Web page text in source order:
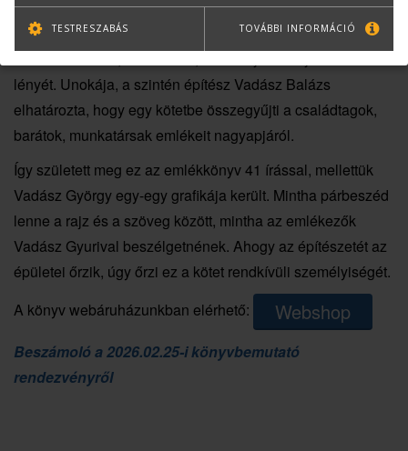
lényét. Unokája, a szintén építész Vadász Balázs
elhatározta, hogy egy kötetbe összegyűjti a családtagok,
barátok, munkatársak emlékeit nagyapjáról.
Így született meg ez az emlékkönyv 41 írással, mellettük
Vadász György egy-egy grafikája került. Mintha párbeszéd
lenne a rajz és a szöveg között, mintha az emlékezők
Vadász Gyurival beszélgetnének. Ahogy az építészetét az
épületei őrzik, úgy őrzi ez a kötet rendkívüli személyiségét.
A könyv webáruházunkban elérhető:
Webshop
Beszámoló a 2026.02.25-i könyvbemutató
rendezvényről
TESTRESZABÁS TOVÁBBI INFORMÁCIÓ